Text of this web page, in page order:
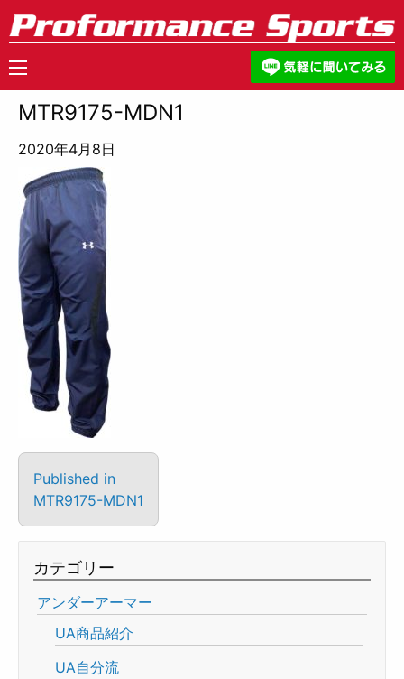
MTR9175-MDN1
2020年4月8日
Published in
MTR9175-MDN1
カテゴリー
アンダーアーマー
UA商品紹介
UA自分流